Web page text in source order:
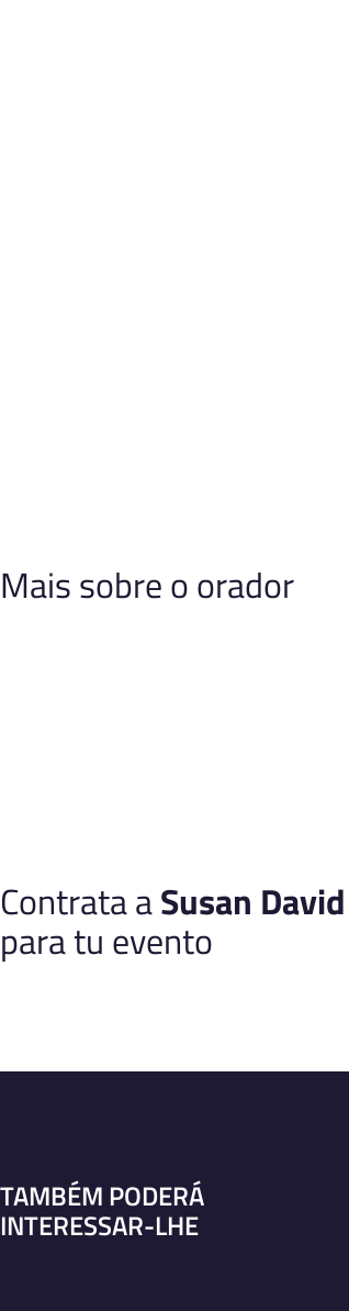
Mais sobre o orador
Contrata aSusan David
para tu evento
TAMBÉM PODERÁ
INTERESSAR-LHE